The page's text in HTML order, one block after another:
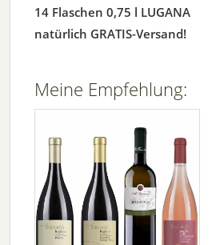
14 Flaschen 0,75 l LUGANA
natürlich GRATIS-Versand!
Meine Empfehlung: